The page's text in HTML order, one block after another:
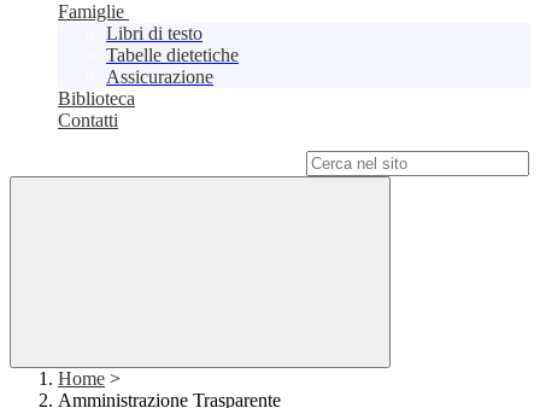
Famiglie
Libri di testo
Tabelle dietetiche
Assicurazione
Biblioteca
Contatti
Home >
Amministrazione Trasparente